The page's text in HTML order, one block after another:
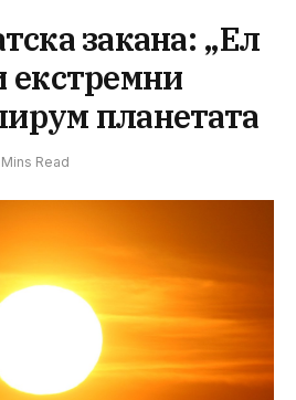
закана: „Ел
екстремни
планетата
Mins Read